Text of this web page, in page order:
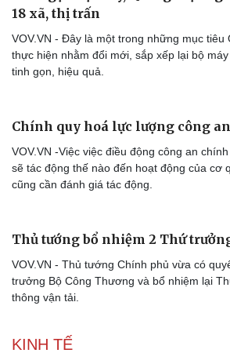
Thể thao
Thế giới thể thao
Hậu trường
Tư vấn
18 xã, thị trấn
VOV.VN - Đây là một trong những mục tiêu
thực hiện nhằm đổi mới, sắp xếp lại bộ
tinh gọn, hiệu quả.
VOV.VN -Việc việc điều động công an
sẽ tác động thế nào đến hoạt động của cơ
cũng cần đánh giá tác động.